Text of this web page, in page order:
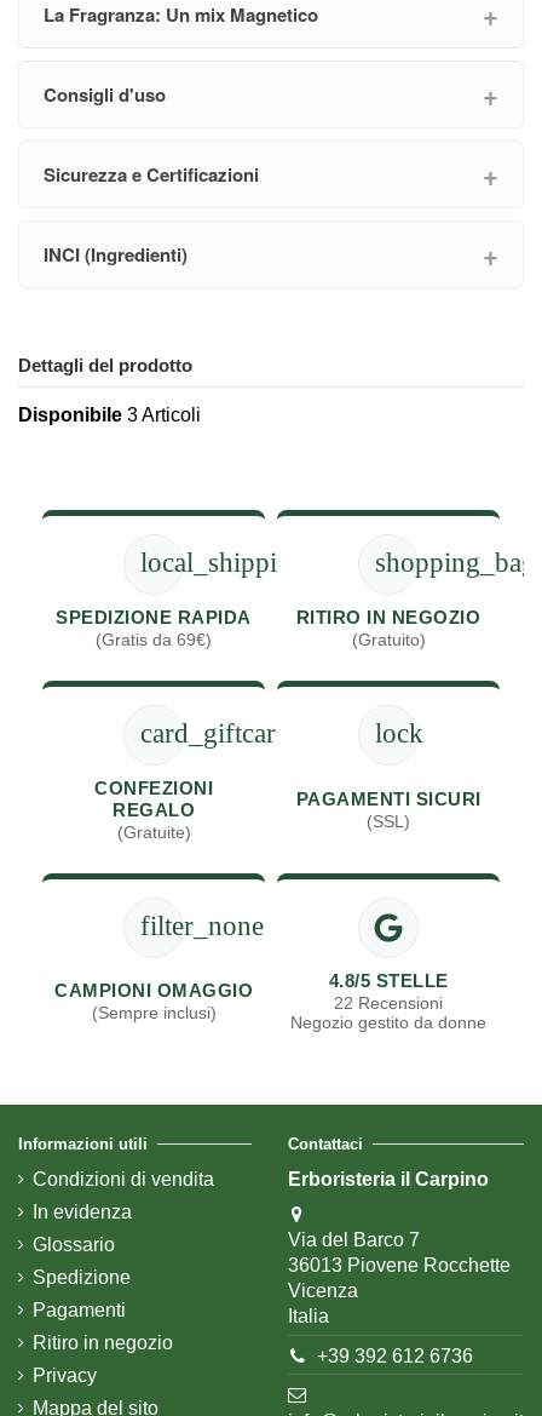
La Fragranza: Un mix Magnetico
Consigli d'uso
Sicurezza e Certificazioni
INCI (Ingredienti)
Dettagli del prodotto
Disponibile 3 Articoli
local_shipping
SPEDIZIONE RAPIDA
(Gratis da 69€)
shopping_bag
RITIRO IN NEGOZIO
(Gratuito)
card_giftcard
CONFEZIONI
REGALO
(Gratuite)
lock
PAGAMENTI SICURI
(SSL)
filter_none
CAMPIONI OMAGGIO
(Sempre inclusi)
4.8/5 STELLE
22 Recensioni
Negozio gestito da donne
Informazioni utili
Condizioni di vendita
In evidenza
Glossario
Spedizione
Pagamenti
Ritiro in negozio
Privacy
Mappa del sito
Contattaci
Erboristeria il Carpino
Via del Barco 7
36013 Piovene Rocchette
Vicenza
Italia
+39 392 612 6736